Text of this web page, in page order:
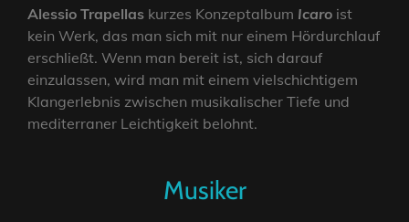
Alessio Trapellas kurzes Konzeptalbum Icaro ist
kein Werk, das man sich mit nur einem Hördurchlauf
erschließt. Wenn man bereit ist, sich darauf
einzulassen, wird man mit einem vielschichtigem
Klangerlebnis zwischen musikalischer Tiefe und
mediterraner Leichtigkeit belohnt.
Musiker